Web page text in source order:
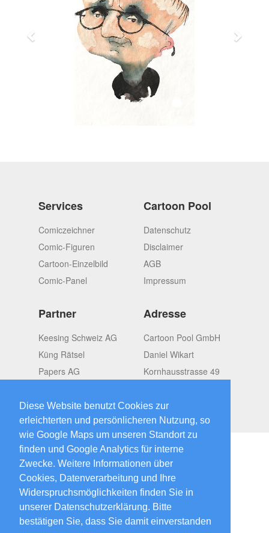
Diese Website benutzt Cookies zur
erleichterten und persönlicheren Nutzung, so
wie Google Maps um unseren Standort zu
finden und Google Analytics für interne
Zwecke. Weitere Informationen über
Cookies, Datenverarbeitung und Ihre
Widerspruchsmöglichkeiten finden Sie in
unserer Datenschutzerklärung. Bitte
bestätigen Sie, dass Sie damit einverstanden
Services
Comiczeichner
Comic-Figuren
Cartoon-Einzelbild
Comic-Panel
Cartoon Pool
Datenschutz
Disclaimer
AGB
Impressum
Partner
Keesing Schweiz AG
Küng Rätsel
Papers AG
Adresse
Cartoon Pool GmbH
Daniel Wikart
Kornhausstrasse 49
Switzerland
2026 © CartoonPoolcreated by
Papers.ch